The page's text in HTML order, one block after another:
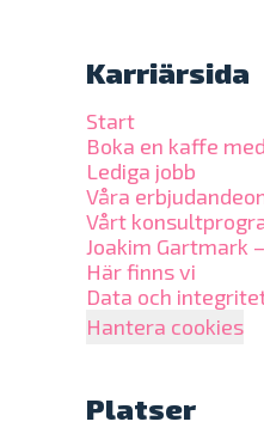
Karriärsida
Start
Boka en kaffe
Lediga jobb
Våra
Vårt
Joakim Gartmark
Här finns vi
Data och
Hantera cookies
Platser